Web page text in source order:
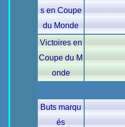
s en Coupe
du Monde
Victoires en
Coupe du M
onde
Buts marqu
és